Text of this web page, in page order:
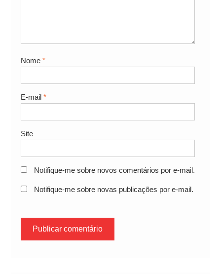
Nome *
E-mail *
Site
Notifique-me sobre novos comentários por e-mail.
Notifique-me sobre novas publicações por e-mail.